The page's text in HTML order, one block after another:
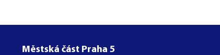
Městská část Praha 5